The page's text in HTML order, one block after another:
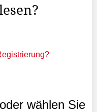
wählen Sie